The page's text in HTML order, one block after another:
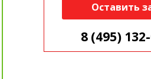
Оставить
8 (495)